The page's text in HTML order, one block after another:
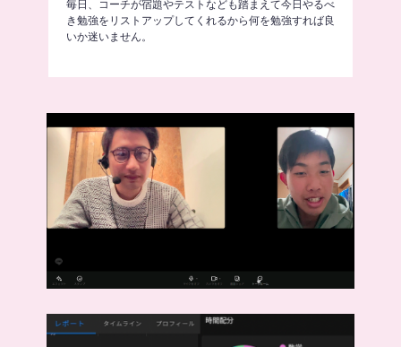
毎日、コーチが宿題やテストなども踏まえて今日やるべ
き勉強をリストアップしてくれるから何を勉強すれば良
いか迷いません。